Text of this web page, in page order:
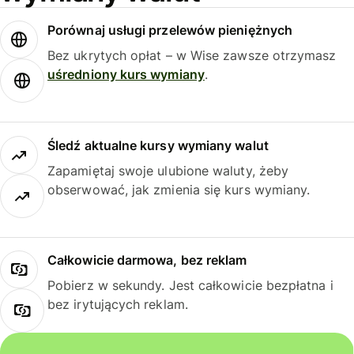
Porównaj usługi przelewów pieniężnych
Bez ukrytych opłat – w Wise zawsze otrzymasz
uśredniony kurs wymiany.
Śledź aktualne kursy wymiany walut
Zapamiętaj swoje ulubione waluty, żeby
obserwować, jak zmienia się kurs wymiany.
Całkowicie darmowa, bez reklam
Pobierz w sekundy. Jest całkowicie bezpłatna i
bez irytujących reklam.